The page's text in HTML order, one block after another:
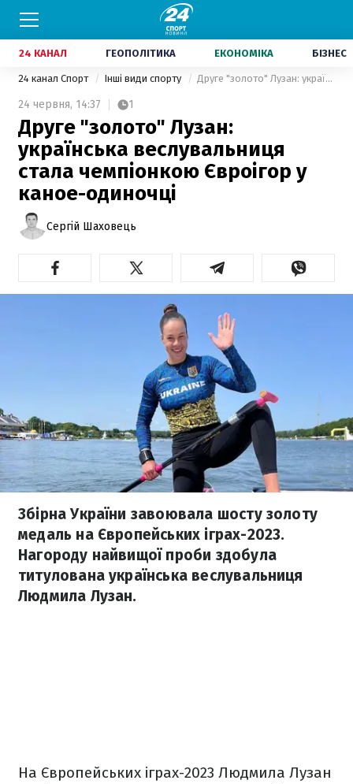
24 КАНАЛ ГЕОПОЛІТИКА ЕКОНОМІКА БІЗНЕС
24 канал Спорт Інші види спорту Друге "золото" Лузан: українська веслувальниця стала чемпіонкою Євроігор у каное-одиночці
24 червня, 14:37 1
Друге "золото" Лузан:
українська веслувальниця
стала чемпіонкою Євроігор у
каное-одиночці
Сергій Шаховець
Збірна України завоювала шосту золоту
медаль на Європейських іграх-2023.
Нагороду найвищої проби здобула
титулована українська веслувальниця
Людмила Лузан.
На Європейських іграх-2023 Людмила Лузан